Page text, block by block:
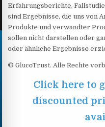
Erfahrungsberichte,
sind Ergebnisse, die uns von
Produkte und verwandter
sollen nicht darstellen oder
oder ähnliche Ergebnisse
© GlucoTrust. Alle Rechte
Click here to
discounted